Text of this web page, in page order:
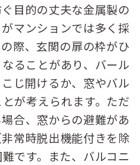
目的の丈夫な金属製の
マンションでは多く採
際、玄関の扉の枠がひ
ることがあり、バール
じ開けるか、窓やバル
が考えられます。ただ
合、窓からの避難があ
常時脱出機能付きを除
です。また、バルコニ